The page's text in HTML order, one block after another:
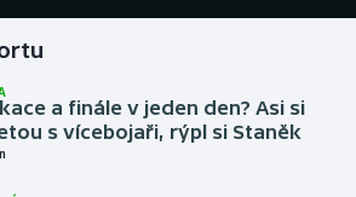
a finále v jeden den? Asi si
s vícebojaři, rýpl si Staněk